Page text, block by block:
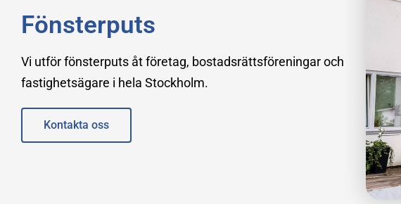
Fönsterputs
Vi utför fönsterputs åt företag, bostadsrättsföreningar och
fastighetsägare i hela Stockholm.
Kontakta oss